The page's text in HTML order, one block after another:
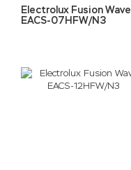
Electrolux Fusion Wave
EACS-07HFW/N3